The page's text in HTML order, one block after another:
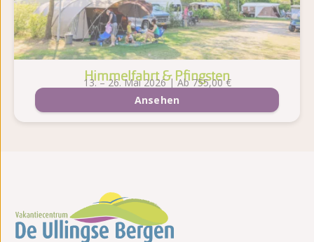
Himmelfahrt & Pfingsten
13. – 26. Mai 2026 | Ab 755,00 €
Ansehen